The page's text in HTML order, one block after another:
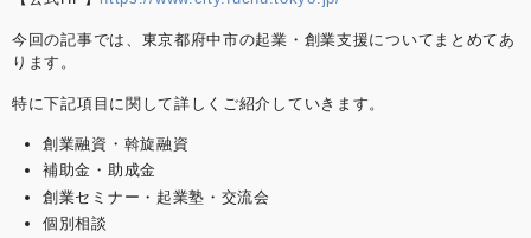
広島店 広島県広島市中区大手町1-1-20 相生橋ビル7階
今回の記事では、東京都府中市の起業・創業支援についてまとめてあ
ります。
特に下記項目に関して詳しくご紹介していきます。
創業融資・斡旋融資
補助金・助成金
創業セミナー・起業塾・交流会
個別相談